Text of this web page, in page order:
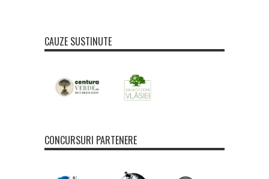
CAUZE SUSTINUTE
CONCURSURI PARTENERE